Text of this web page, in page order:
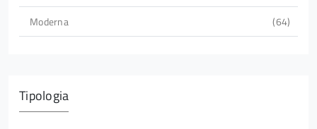
Moderna
64
Tipologia